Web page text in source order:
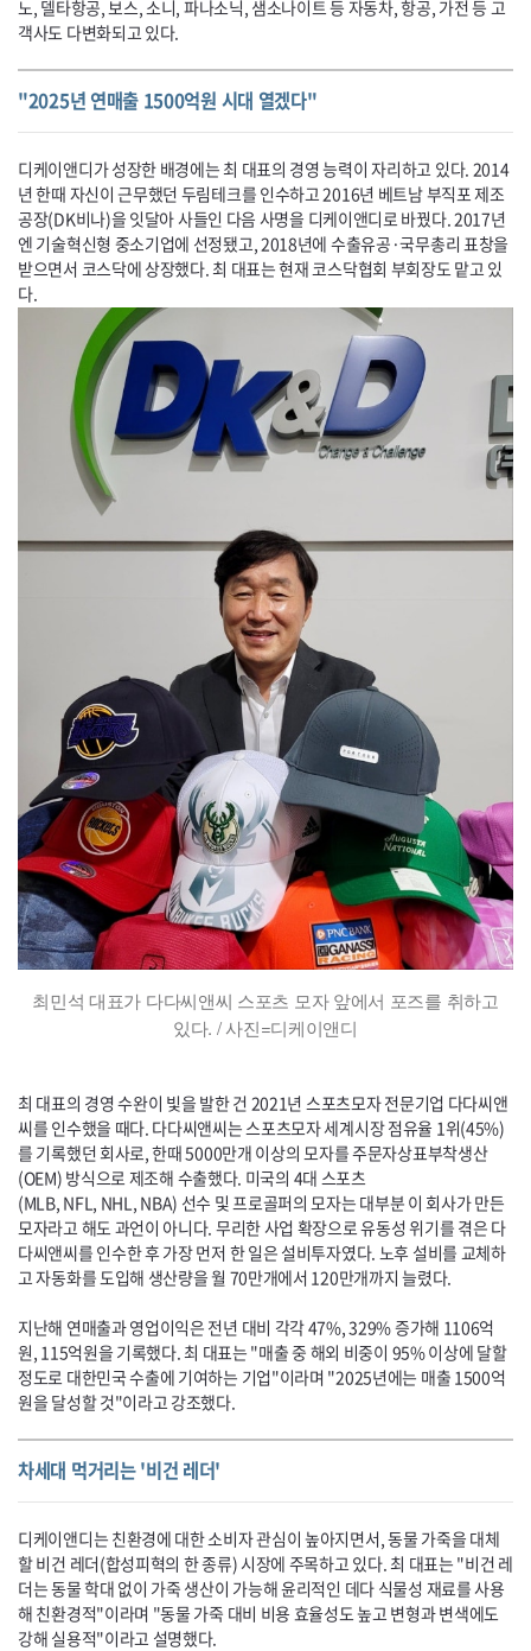
노, 델타항공, 보스, 소니, 파나소닉, 샘소나이트 등 자동차, 항공, 가전 등 고
객사도 다변화되고 있다.
"2025년 연매출 1500억원 시대 열겠다"
디케이앤디가 성장한 배경에는 최 대표의 경영 능력이 자리하고 있다. 2014
년 한때 자신이 근무했던 두림테크를 인수하고 2016년 베트남 부직포 제조
공장(DK비나)을 잇달아 사들인 다음 사명을 디케이앤디로 바꿨다. 2017년
엔 기술혁신형 중소기업에 선정됐고, 2018년에 수출유공·국무총리 표창을
받으면서 코스닥에 상장했다. 최 대표는 현재 코스닥협회 부회장도 맡고 있
다.
최민석 대표가 다다씨앤씨 스포츠 모자 앞에서 포즈를 취하고
있다. / 사진=디케이앤디
최 대표의 경영 수완이 빛을 발한 건 2021년 스포츠모자 전문기업 다다씨앤
씨를 인수했을 때다. 다다씨앤씨는 스포츠모자 세계시장 점유율 1위(45%)
를 기록했던 회사로, 한때 5000만개 이상의 모자를 주문자상표부착생산
(OEM) 방식으로 제조해 수출했다. 미국의 4대 스포츠
(MLB, NFL NHL NBA) 선수 및 프로골퍼의 모자는 대부분 이 회사가 만든
모자라고 해도 과언이 아니다. 무리한 사업 확장으로 유동성 위기를 겪은 다
다씨앤씨를 인수한 후 가장 먼저 한 일은 설비투자였다. 노후 설비를 교체하
고 자동화를 도입해 생산량을 월 70만개에서 120만개까지 늘렸다.
지난해 연매출과 영업이익은 전년 대비 각각 47%, 329% 증가해 1106억
원, 115억원을 기록했다. 최 대표는 "매출 중 해외 비중이 95% 이상에 달할
정도로 대한민국 수출에 기여하는 기업"이라며 "2025년에는 매출 1500억
원을 달성할 것"이라고 강조했다.
차세대 먹거리는 '비건 레더'
디케이앤디는 친환경에 대한 소비자 관심이 높아지면서, 동물 가죽을 대체
할 비건 레더(합성피혁의 한 종류) 시장에 주목하고 있다. 최 대표는 "비건 레
더는 동물 학대 없이 가죽 생산이 가능해 윤리적인 데다 식물성 재료를 사용
해 친환경적"이라며 "동물 가죽 대비 비용 효율성도 높고 변형과 변색에도
강해 실용적"이라고 설명했다.